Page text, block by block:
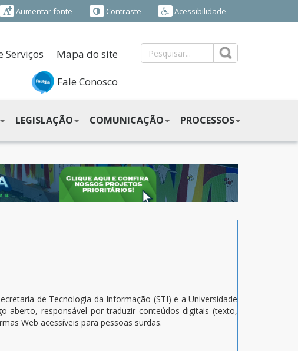
Aumentar fonte Contraste Acessibilidade
Serviços Mapa do site
Fale Conosco
LEGISLAÇÃO COMUNICAÇÃO PROCESSOS
de Tecnologia da Informação (STI) e a Universidade
aberto, responsável por traduzir conteúdos digitais (texto,
Web acessíveis para pessoas surdas.